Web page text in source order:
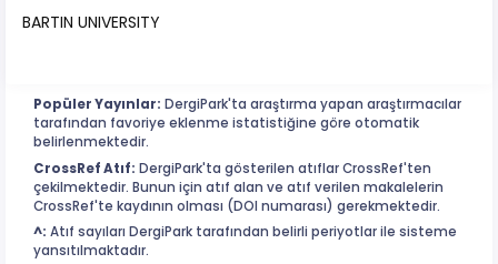
BARTIN UNIVERSITY
Popüler Yayınlar: DergiPark'ta araştırma yapan araştırmacılar
tarafından favoriye eklenme istatistiğine göre otomatik
belirlenmektedir.
CrossRef Atıf: DergiPark'ta gösterilen atıflar CrossRef'ten
çekilmektedir. Bunun için atıf alan ve atıf verilen makalelerin
CrossRef'te kaydının olması (DOI numarası) gerekmektedir.
^: Atıf sayıları DergiPark tarafından belirli periyotlar ile sisteme
yansıtılmaktadır.